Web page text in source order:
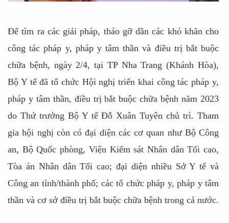
Để tìm ra các giải pháp, tháo gỡ dần các khó khăn cho
công tác pháp y, pháp y tâm thần và điều trị bắt buộc
chữa bệnh, ngày 2/4, tại TP Nha Trang (Khánh Hòa),
Bộ Y tế đã tổ chức Hội nghị triển khai công tác pháp y,
pháp y tâm thần, điều trị bắt buộc chữa bệnh năm 2023
do Thứ trưởng Bộ Y tế Đỗ Xuân Tuyên chủ trì. Tham
gia hội nghị còn có đại diện các cơ quan như Bộ Công
an, Bộ Quốc phòng, Viện Kiểm sát Nhân dân Tối cao,
Tòa án Nhân dân Tối cao; đại diện nhiều Sở Y tế và
Công an tỉnh/thành phố; các tổ chức pháp y, pháp y tâm
thần và cơ sở điều trị bắt buộc chữa bệnh trong cả nước.